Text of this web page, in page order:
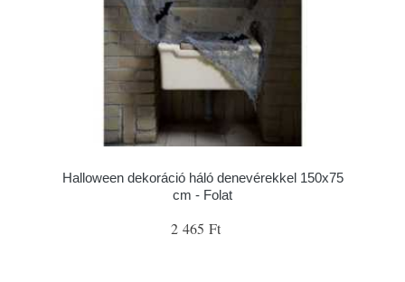
Halloween dekoráció háló denevérekkel 150x75
cm - Folat
2 465 Ft